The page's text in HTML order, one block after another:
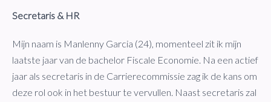
Secretaris & HR
Mijn naam is Manlenny Garcia (24), momenteel zit ik mijn
laatste jaar van de bachelor Fiscale Economie. Na een actief
jaar als secretaris in de Carrierecommissie zag ik de kans om
deze rol ook in het bestuur te vervullen. Naast secretaris zal